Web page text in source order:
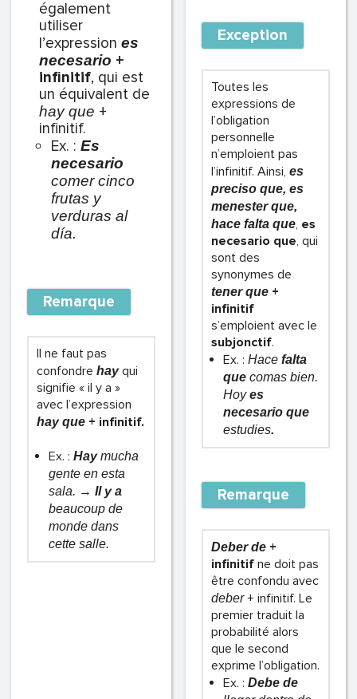
également
utiliser
l’expression es
necesario +
infinitif, qui est
un équivalent de
hay que +
infinitif.
Ex. : Es
necesario
comer cinco
frutas y
verduras al
día.
Remarque
Il ne faut pas
confondre hayqui
signifie « il y a »
avec l’expression
hay que + infinitif.
Ex. : Haymucha
gente en esta
sala. → Il y a
beaucoup de
monde dans
cette salle.
Exception
Toutes les
expressions de
l’obligation
personnelle
n’emploient pas
l’infinitif. Ainsi, es
preciso que, es
menester que,
hace falta que, es
necesario que, qui
sont des
synonymes de
tener que +
infinitif
s’emploient avec le
subjonctif.
Ex. : Hace falta
que comas bien.
Hoyes
necesario que
estudies.
Remarque
Deber de +
infinitif ne doit pas
être confondu avec
deber+ infinitif. Le
premier traduit la
probabilité alors
que le second
exprime l’obligation.
Ex. : Debe de